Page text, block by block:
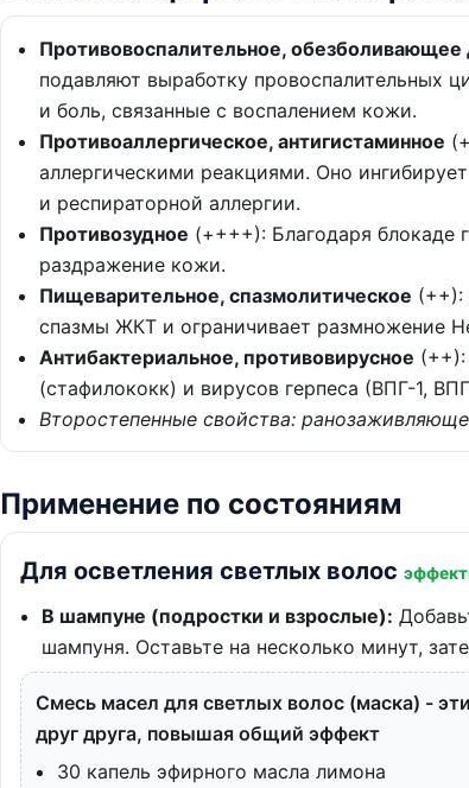
Противовоспалительное, обезболивающее
подавляют выработку провоспалительных
и боль, связанные с воспалением кожи.
Противоаллергическое, антигистаминное
аллергическими реакциями. Оно
и респираторной аллергии.
Противозудное (++++): Благодаря блокаде
раздражение кожи.
Пищеварительное, спазмолитическое (++):
спазмы ЖКТ и ограничивает размножение
Антибактериальное, противовирусное
(стафилококк) и вирусов герпеса (ВПГ-1,
Второстепенные свойства:
Применение по состояниям
Для осветления светлых волос
В шампуне (подростки и взрослые):
шампуня. Оставьте на несколько минут,
Смесь масел для светлых волос (маска) -
друг друга, повышая общий эффект
30 капель эфирного масла лимона